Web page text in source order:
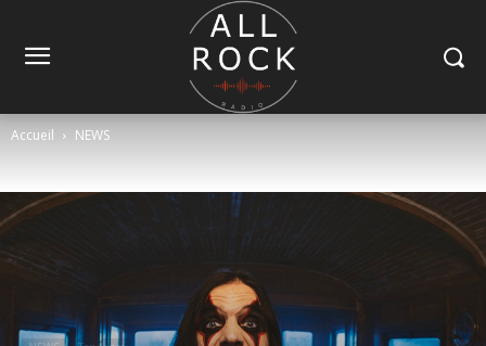
Accueil NEWS